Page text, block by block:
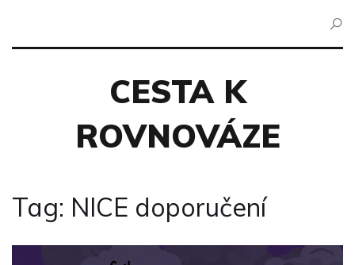
CESTA K
ROVNOVÁZE
Tag: NICE doporučení